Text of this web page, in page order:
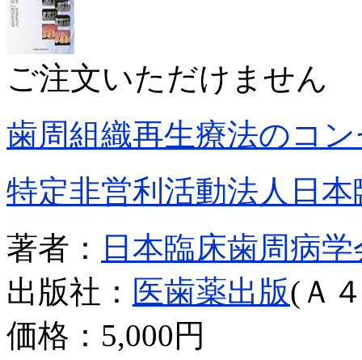
ご注文いただけません
歯周組織再生療法のコ
特定非営利活動法人日
著者：
日本臨床歯周病学
出版社： 医歯薬出版(Ａ
価格： 5,000円